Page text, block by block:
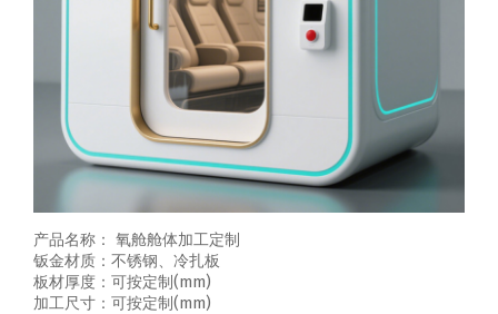
产品名称： 氧舱舱体加工定制
钣金材质：不锈钢、冷扎板
板材厚度：可按定制(mm)
加工尺寸：可按定制(mm)